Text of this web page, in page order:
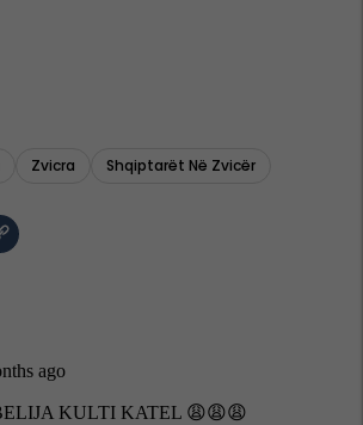
Zvicra Shqiptarët Në Zvicër